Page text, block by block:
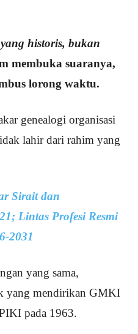
historis, bukan
membuka suaranya,
lorong waktu.
genealogi organisasi
lahir dari rahim yang
Sirait dan
Lintas Profesi Resmi
2031
yang sama,
yang mendirikan GMKI
pada 1963.